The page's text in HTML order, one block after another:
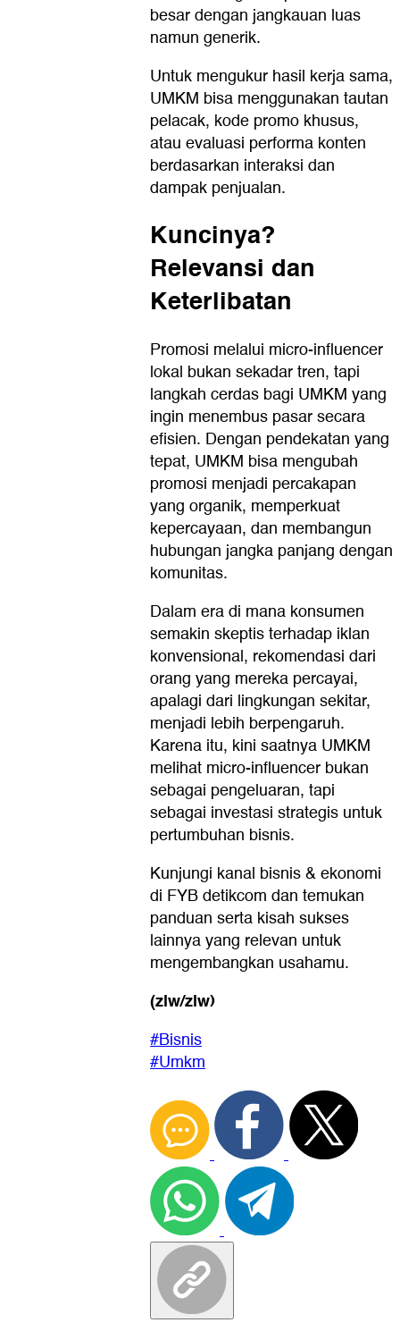
besar dengan jangkauan luas
namun generik.
Untuk mengukur hasil kerja sama,
UMKM bisa menggunakan tautan
pelacak, kode promo khusus,
atau evaluasi performa konten
berdasarkan interaksi dan
dampak penjualan.
Kuncinya?
Relevansi dan
Keterlibatan
Promosi melalui micro-influencer
lokal bukan sekadar tren, tapi
langkah cerdas bagi UMKM yang
ingin menembus pasar secara
efisien. Dengan pendekatan yang
tepat, UMKM bisa mengubah
promosi menjadi percakapan
yang organik, memperkuat
kepercayaan, dan membangun
hubungan jangka panjang dengan
komunitas.
Dalam era di mana konsumen
semakin skeptis terhadap iklan
konvensional, rekomendasi dari
orang yang mereka percayai,
apalagi dari lingkungan sekitar,
menjadi lebih berpengaruh.
Karena itu, kini saatnya UMKM
melihat micro-influencer bukan
sebagai pengeluaran, tapi
sebagai investasi strategis untuk
pertumbuhan bisnis.
Kunjungi kanal bisnis & ekonomi
di FYB detikcom dan temukan
panduan serta kisah sukses
lainnya yang relevan untuk
mengembangkan usahamu.
(zlw/zlw)
#Bisnis
#Umkm